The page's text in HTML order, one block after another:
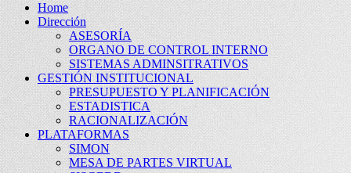
Home
Dirección
ASESORÍA
ORGANO DE CONTROL INTERNO
SISTEMAS ADMINSITRATIVOS
GESTIÓN INSTITUCIONAL
PRESUPUESTO Y PLANIFICACIÓN
ESTADISTICA
RACIONALIZACIÓN
PLATAFORMAS
SIMON
MESA DE PARTES VIRTUAL